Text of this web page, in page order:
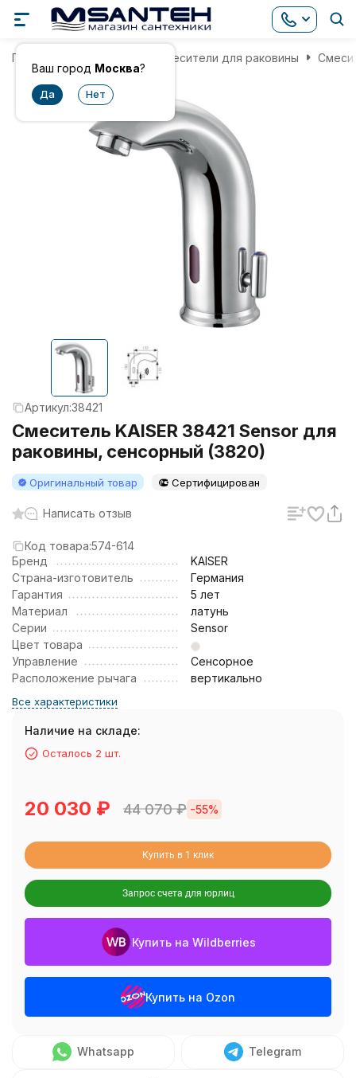
Ваш город Москва?
Главная Смесители для раковины
Артикул:38421
Смеситель KAISER 38421 Sensor для
раковины, сенсорный (3820)
Оригинальный товар Сертифицирован
Написать отзыв
Код товара:574-614
Бренд
KAISER
Страна-изготовитель
Германия
Гарантия
5 лет
Материал
латунь
Серии
Sensor
Цвет товара
Управление
Сенсорное
Расположение рычага
вертикально
Все характеристики
Наличие на складе:
Осталось 2 шт.
20 030 ₽ 44 070₽ -55%
Купить в 1 клик
Запрос счета для юрлиц
Купить на Wildberries
Купить на Ozon
Whatsapp Telegram